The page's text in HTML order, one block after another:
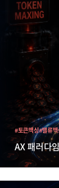
AX 패러다
#토큰맥싱#밸류맥